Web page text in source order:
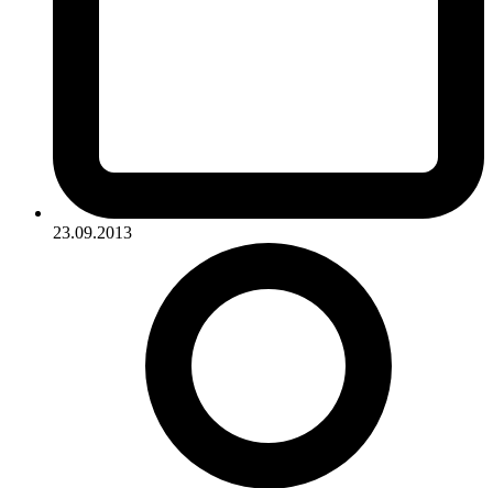
23.09.2013